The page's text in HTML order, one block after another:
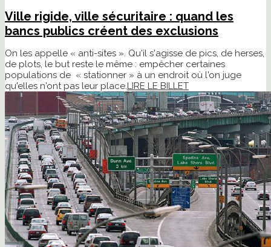
Ville rigide, ville sécuritaire : quand les
bancs publics créent des exclusions
On les appelle « anti-sites ». Qu'il s'agisse de pics, de herses,
de plots, le but reste le même : empêcher certaines
populations de « stationner » à un endroit où l'on juge
qu'elles n'ont pas leur place.LIRE LE BILLET